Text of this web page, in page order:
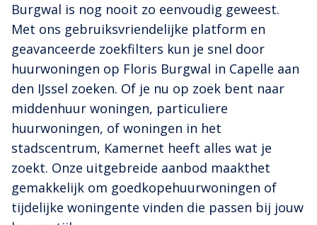
Burgwal is nog nooit zo eenvoudig geweest.
Met ons gebruiksvriendelijke platform en
geavanceerde zoekfilters kun je snel door
huurwoningen op Floris Burgwal in Capelle aan
den IJssel zoeken. Of je nu op zoek bent naar
middenhuur woningen, particuliere
huurwoningen, of woningen in het
stadscentrum, Kamernet heeft alles wat je
zoekt. Onze uitgebreide aanbod maakthet
gemakkelijk om goedkopehuurwoningen of
tijdelijke woningente vinden die passen bij jouw